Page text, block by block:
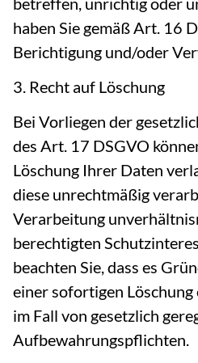
haben Sie gemäß Art. 16
Berichtigung und/oder
3. Recht auf Löschung
Bei Vorliegen der
des Art. 17 DSGVO
Löschung Ihrer Daten
diese unrechtmäßig
Verarbeitung
berechtigten
beachten Sie, dass es
einer sofortigen Löschung
im Fall von gesetzlich
Aufbewahrungspflichten.